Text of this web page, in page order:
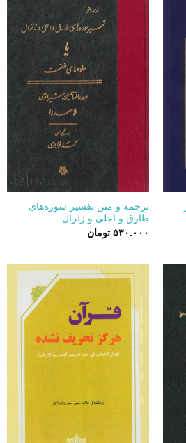
ترجمه و متن تفسیر سوره‌های
طارق و اعلی و زلزال
۵۳۰.۰۰۰ تومان